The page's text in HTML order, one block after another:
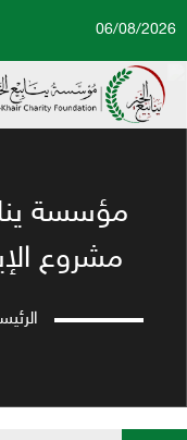
06/08/2026
مؤسسة
مشروع